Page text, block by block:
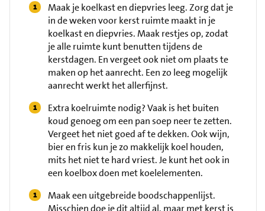
Maak je koelkast en diepvries leeg. Zorg dat je
in de weken voor kerst ruimte maakt in je
koelkast en diepvries. Maak restjes op, zodat
je alle ruimte kunt benutten tijdens de
kerstdagen. En vergeet ook niet om plaats te
maken op het aanrecht. Een zo leeg mogelijk
aanrecht werkt het allerfijnst.
Extra koelruimte nodig? Vaak is het buiten
koud genoeg om een pan soep neer te zetten.
Vergeet het niet goed af te dekken. Ook wijn,
bier en fris kun je zo makkelijk koel houden,
mits het niet te hard vriest. Je kunt het ook in
een koelbox doen met koelelementen.
Maak een uitgebreide boodschappenlijst.
Misschien doe je dit altijd al, maar met kerst is